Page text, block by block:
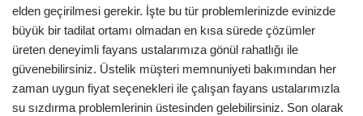
elden geçirilmesi gerekir. İşte bu tür problemlerinizde evinizde
büyük bir tadilat ortamı olmadan en kısa sürede çözümler
üreten deneyimli fayans ustalarımıza gönül rahatlığı ile
güvenebilirsiniz. Üstelik müşteri memnuniyeti bakımından her
zaman uygun fiyat seçenekleri ile çalışan fayans ustalarımızla
su sızdırma problemlerinin üstesinden gelebilirsiniz. Son olarak